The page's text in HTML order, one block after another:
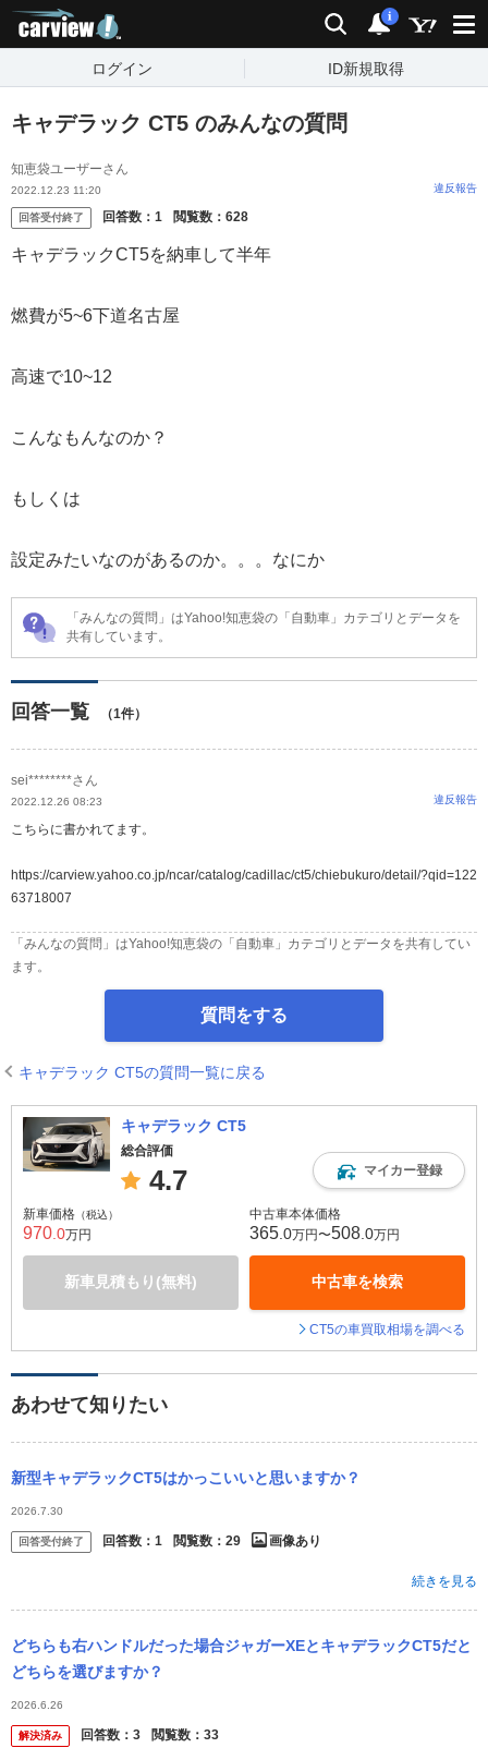
検索 通知
i
ログイン ID新規取得
キャデラック CT5 のみんなの質問
知恵袋ユーザーさん
2022.12.23 11:20 違反報告
回答受付終了 回答数： 1 閲覧数： 628
キャデラックCT5を納車して半年
燃費が5~6下道名古屋
高速で10~12
こんなもんなのか？
もしくは
設定みたいなのがあるのか。。。なにか
「みんなの質問」はYahoo!知恵袋の「自動車」カテゴリとデータを
共有しています。
回答一覧 （1件）
sei********さん
2022.12.26 08:23 違反報告
こちらに書かれてます。
https://carview.yahoo.co.jp/ncar/catalog/cadillac/ct5/chiebukuro/detail/?qid=122
63718007
「みんなの質問」はYahoo!知恵袋の「自動車」カテゴリとデータを共有してい
ます。
質問をする
キャデラック CT5の質問一覧に戻る
キャデラック CT5
総合評価
4.7 マイカー登録
新車価格 （税込）
970 .0万円
新車見積もり(無料)
中古車本体価格
365 .0万円〜508 .0万円
中古車を検索
CT5の車買取相場を調べる
あわせて知りたい
新型キャデラックCT5はかっこいいと思いますか？
2026.7.30
回答受付終了 回答数： 1 閲覧数： 29 画像あり
続きを見る
どちらも右ハンドルだった場合ジャガーXEとキャデラックCT5だと
どちらを選びますか？
2026.6.26
解決済み 回答数： 3 閲覧数： 33